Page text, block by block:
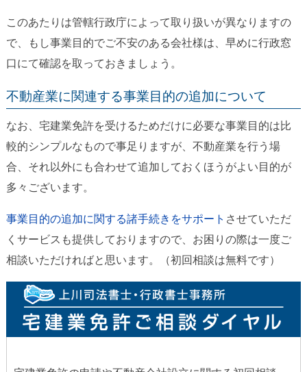
このあたりは管轄行政庁によって取り扱いが異なりますの
で、もし事業目的でご不安のある会社様は、早めに行政窓
口にて確認を取っておきましょう。
不動産業に関連する事業目的の追加について
なお、宅建業免許を受けるためだけに必要な事業目的は比
較的シンプルなもので事足りますが、不動産業を行う場
合、それ以外にも合わせて追加しておくほうがよい目的が
多々ございます。
事業目的の追加に関する諸手続きをサポート させていただ
くサービスも提供しておりますので、お困りの際は一度ご
相談いただければと思います。（初回相談は無料です）